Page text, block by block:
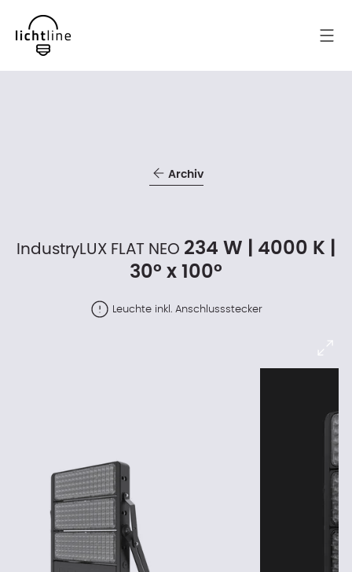
Archiv
IndustryLUX FLAT NEO 234 W | 4000 K |
30° x 100°
Leuchte inkl. Anschlussstecker